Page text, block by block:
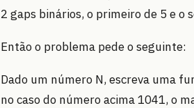
2 gaps binários, o primeiro de 5 e o
Então o problema pede o seguinte:
Dado um número N, escreva uma
no caso do número acima 1041, o